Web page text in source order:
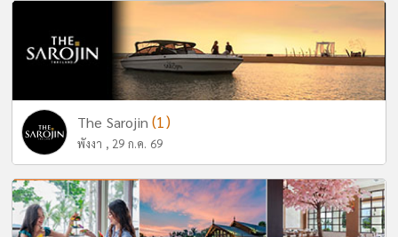
The Sarojin(1)
พังงา , 29 ก.ค. 69